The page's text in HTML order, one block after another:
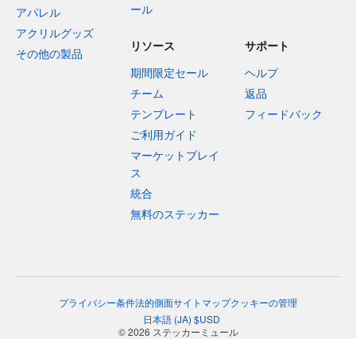
アパレル
アクリルグッズ
その他の製品
ール
リソース
期間限定セール
チーム
テンプレート
ご利用ガイド
マーケットプレイ
ス
統合
無料のステッカー
サポート
ヘルプ
返品
フィードバック
プライバシー条件法的側面サイトマップクッキーの管理
日本語(JA) $USD
© 2026 ステッカーミュール